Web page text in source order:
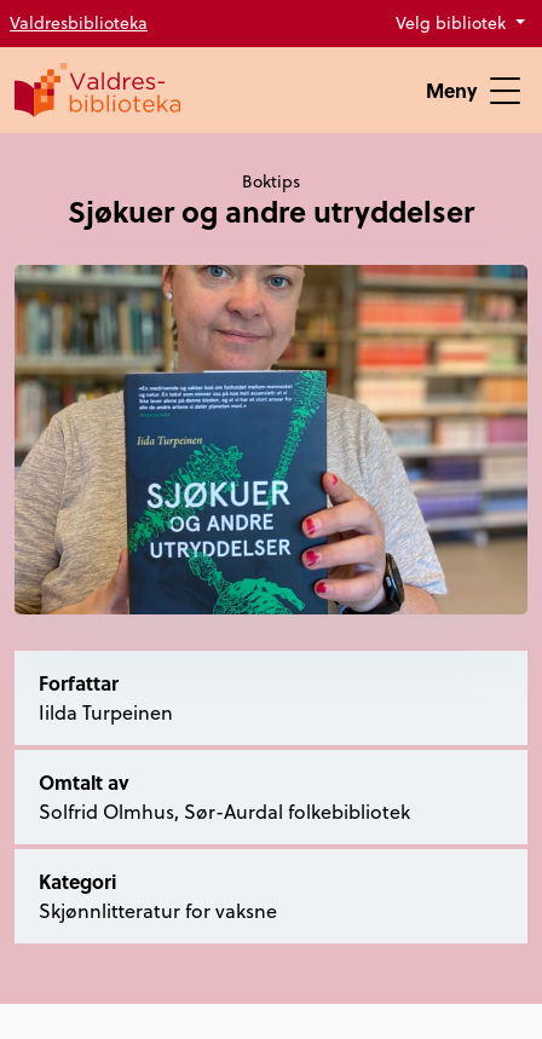
Valdresbiblioteka Velg bibliotek
Meny
Boktips
Sjøkuer og andre utryddelser
Forfattar
Iilda Turpeinen
Omtalt av
Solfrid Olmhus, Sør-Aurdal folkebibliotek
Kategori
Skjønnlitteratur for vaksne